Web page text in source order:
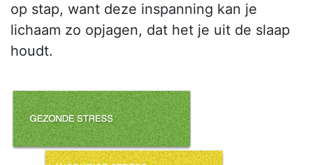
op stap, want deze inspanning kan je
lichaam zo opjagen, dat het je uit de slaap
houdt.